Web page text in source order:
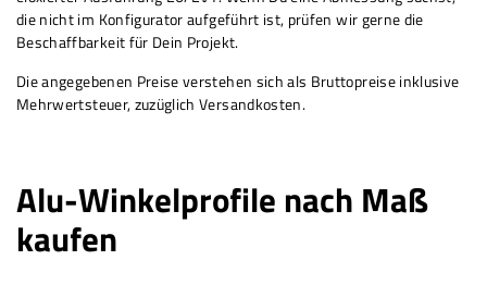
die nicht im Konfigurator aufgeführt ist, prüfen wir gerne die
Beschaffbarkeit für Dein Projekt.
Die angegebenen Preise verstehen sich als Bruttopreise inklusive
Mehrwertsteuer, zuzüglich Versandkosten.
Alu-Winkelprofile nach Maß
kaufen